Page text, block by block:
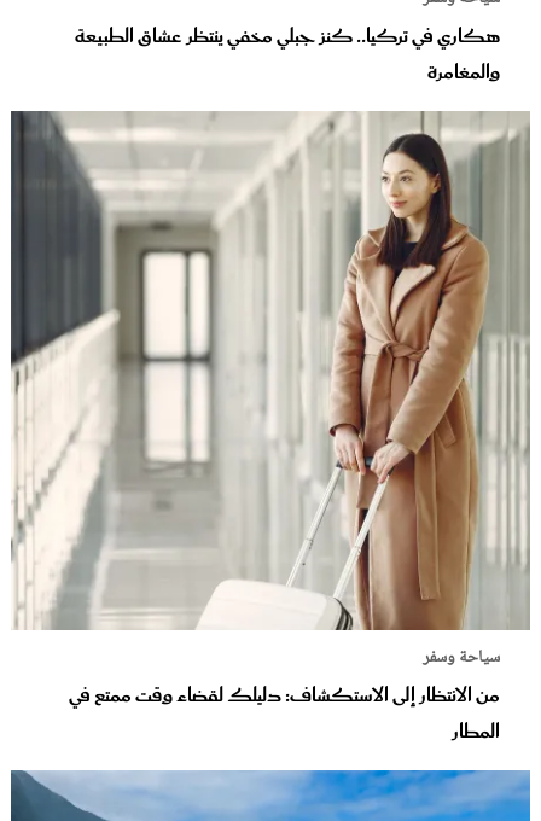
هكاري في تركيا.. كنز جبلي مخفي ينتظر عشاق الطبيعة
والمغامرة
سياحة وسفر
من الانتظار إلى الاستكشاف: دليلك لقضاء وقت ممتع في
المطار